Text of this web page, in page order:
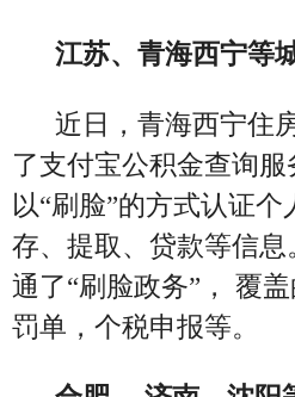
江苏、青海西宁等
近日，青海西宁住
了支付宝公积金查询
以“刷脸”的方式认证
存、提取、贷款等信息
通了“刷脸政务”， 覆
罚单，个税申报等。